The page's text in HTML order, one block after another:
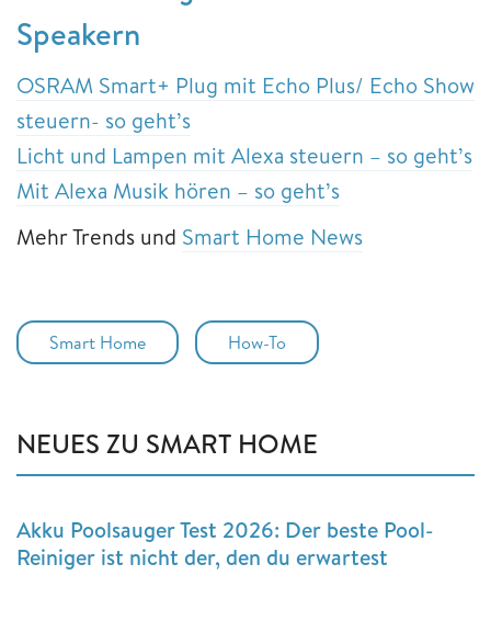
Speakern
OSRAM Smart+ Plug mit Echo Plus/ Echo Show
steuern- so geht’s
Licht und Lampen mit Alexa steuern – so geht’s
Mit Alexa Musik hören – so geht’s
Mehr Trends und Smart Home News
Smart Home How-To
NEUES ZU SMART HOME
Akku Poolsauger Test 2026: Der beste Pool-
Reiniger ist nicht der, den du erwartest